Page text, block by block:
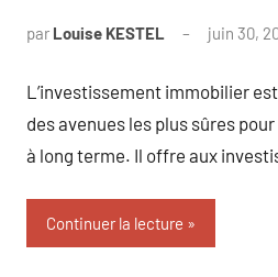
par Louise KESTEL juin 30,
L’investissement immobilier
des avenues les plus sûres
à long terme. Il offre aux
Continuer la lecture